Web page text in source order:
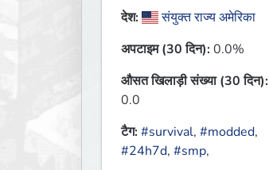
देश:
संयुक्त राज्य अमेरिका
अपटाइम (30 दिन):0.0%
औसत खिलाड़ी संख्या (30 दिन):
0.0
टैग:#survival, #modded,
#24h7d, #smp,